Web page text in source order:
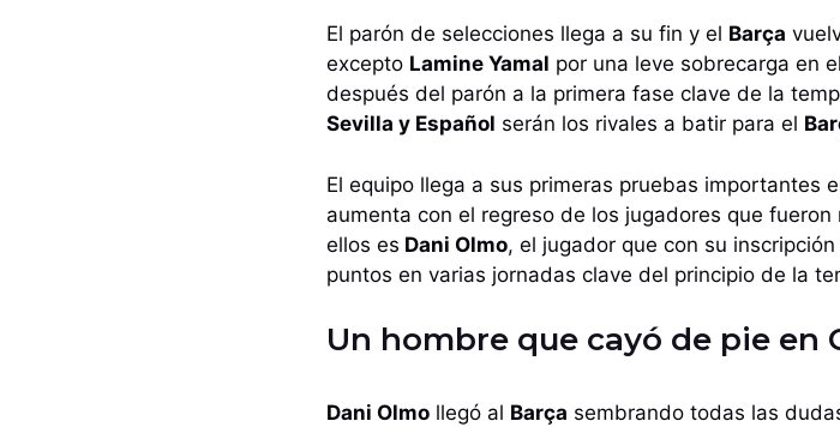
El parón de selecciones llega a su fin y el Barça
excepto Lamine Yamal por una leve sobrecarga en
después del parón a la primera fase clave de la
Sevilla y Español serán los rivales a batir para el
El equipo llega a sus primeras pruebas importantes
aumenta con el regreso de los jugadores que
ellos es Dani Olmo, el jugador que con su
puntos en varias jornadas clave del principio de la
Un hombre que cayó de pie en
Dani Olmo llegó al Barça sembrando todas las